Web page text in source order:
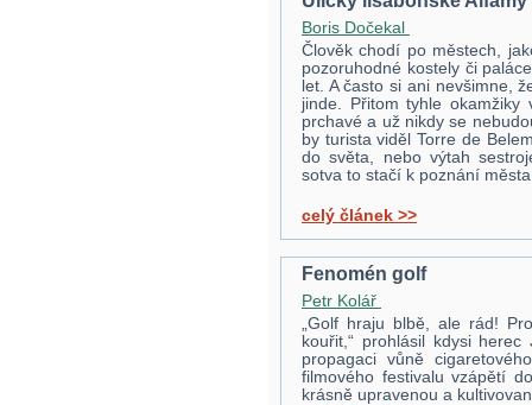
Boris Dočekal
Člověk chodí po městech,
pozoruhodné kostely či
let. A často si ani nevšimne,
jinde. Přitom tyhle okamžiky
prchavé a už nikdy se
by turista viděl Torre de
do světa, nebo výtah
sotva to stačí k poznání
celý článek >>
Fenomén golf
Petr Kolář
„Golf hraju blbě, ale rád!
kouřit,“ prohlásil kdysi
propagaci vůně
filmového festivalu vzápětí
krásně upravenou a